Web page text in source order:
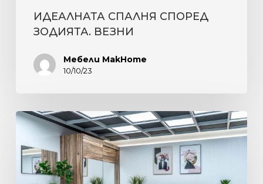
ИДЕАЛНАТА СПАЛНЯ СПОРЕД
ЗОДИЯТА. ВЕЗНИ
Мебели MakHome
10/10/23
ПОЛЪХ
ЕСЕН